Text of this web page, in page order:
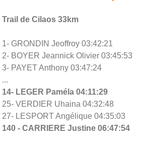
Trail de Cilaos 33km
1- GRONDIN Jeoffroy 03:42:21
2- BOYER Jeannick Olivier 03:45:53
3- PAYET Anthony 03:47:24
...
14- LEGER Paméla 04:11:29
25- VERDIER Uhaina 04:32:48
27- LESPORT Angélique 04:35:03
140 - CARRIERE Justine 06:47:54